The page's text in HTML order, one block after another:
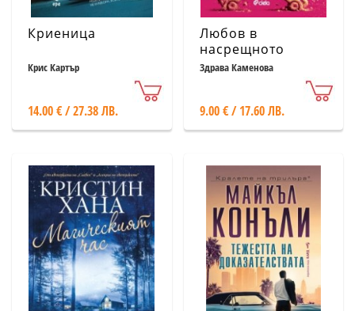
Криеница
Крис Картър
14.00 € / 27.38 ЛВ.
Любов в
насрещното
Здрава Каменова
9.00 € / 17.60 ЛВ.